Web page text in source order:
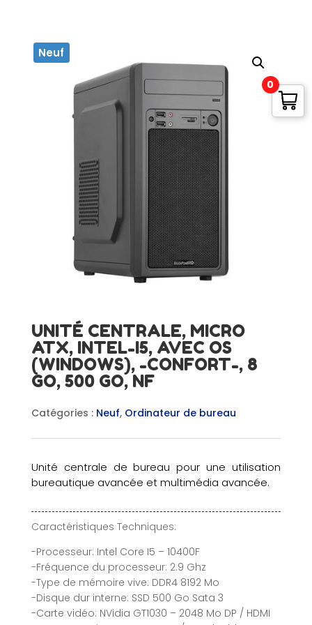
Neuf
UNITÉ CENTRALE, MICRO
ATX, INTEL-I5, AVEC OS
(WINDOWS), -CONFORT-, 8
GO, 500 GO, NF
Catégories : Neuf, Ordinateur de bureau
Unité centrale de bureau pour une utilisation
bureautique avancée et multimédia avancée.
Caractéristiques Techniques:
-Processeur: Intel Core I5 – 10400F
-Fréquence du processeur: 2.9 Ghz
-Type de mémoire vive: DDR4 8192 Mo
-Disque dur interne: SSD 500 Go Sata 3
-Carte vidéo: NVidia GT1030 – 2048 Mo DP / HDMI
0